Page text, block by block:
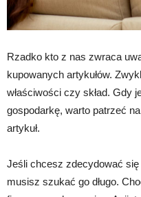
Rzadko kto z nas zwraca
kupowanych artykułów.
właściwości czy skład. Gdy
gospodarkę, warto patrzeć
artykuł.
Jeśli chcesz zdecydować
musisz szukać go długo.